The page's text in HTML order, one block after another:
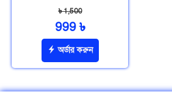
৳ 1,500
999 ৳
অর্ডার করুন